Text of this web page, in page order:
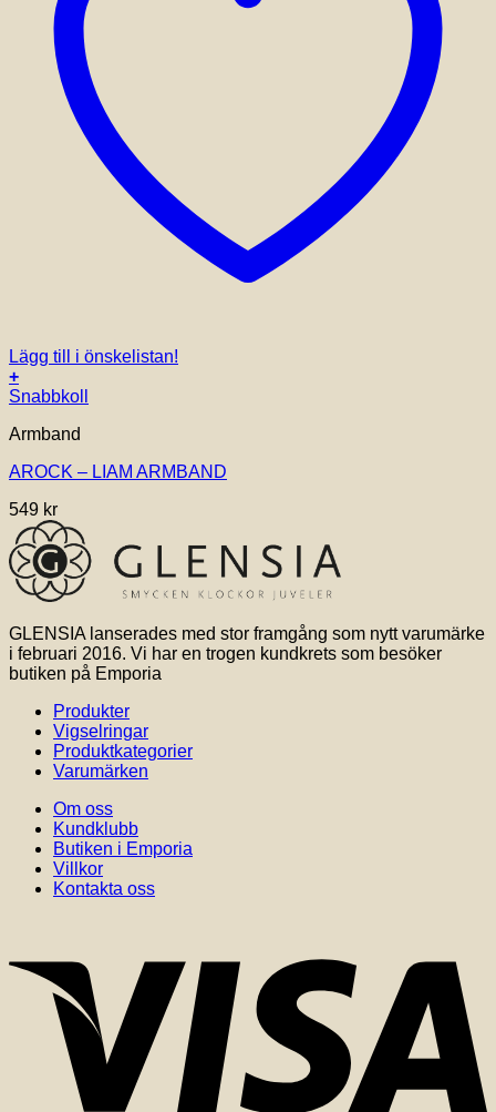
Lägg till i önskelistan!
+
Snabbkoll
Armband
AROCK – LIAM ARMBAND
549 kr
GLENSIA lanserades med stor framgång som nytt varumärke
i februari 2016. Vi har en trogen kundkrets som besöker
butiken på Emporia
Produkter
Vigselringar
Produktkategorier
Varumärken
Om oss
Kundklubb
Butiken i Emporia
Villkor
Kontakta oss